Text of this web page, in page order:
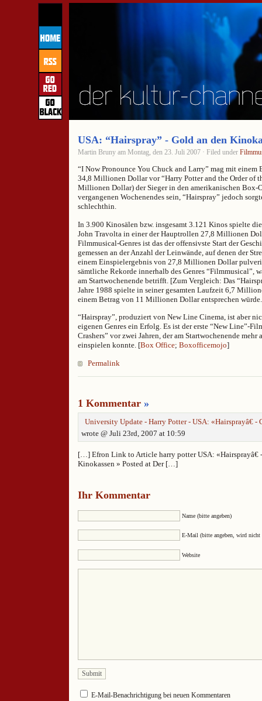
USA: “Hairspray” - Gold an den
Martin Bruny am Montag, den 23. Juli 2007 · Filed under
“I Now Pronounce You Chuck and Larry” mag mit einem
34,8 Millionen Dollar vor “Harry Potter and the Order of
Millionen Dollar) der Sieger in den amerikanischen Box-
vergangenen Wochenendes sein, “Hairspray” jedoch
schlechthin.
In 3.900 Kinosälen bzw. insgesamt 3.121 Kinos spielte
John Travolta in einer der Hauptrollen 27,8 Millionen
Filmmusical-Genres ist das der offensivste Start der
gemessen an der Anzahl der Leinwände, auf denen der
einem Einspielergebnis von 27,8 Millionen Dollar
sämtliche Rekorde innerhalb des Genres “Filmmusical”,
am Startwochenende betrifft. [Zum Vergleich: Das
Jahre 1988 spielte in seiner gesamten Laufzeit 6,7
einem Betrag von 11 Millionen Dollar entsprechen
“Hairspray”, produziert von New Line Cinema, ist aber
eigenen Genres ein Erfolg. Es ist der erste “New Line”-
Crashers” vor zwei Jahren, der am Startwochenende
einspielen konnte. [Box Office; Boxofficemojo]
Permalink
1 Kommentar »
University Update - Harry Potter - USA: «Hairsprayâ€ -
wrote @ Juli 23rd, 2007 at 10:59
[…] Efron Link to Article harry potter USA: «Hairsprayâ€
Kinokassen » Posted at Der […]
Ihr Kommentar
Name (bitte angeben)
E-Mail (bitte angeben, wird nicht
Website
E-Mail-Benachrichtigung bei neuen Kommentaren